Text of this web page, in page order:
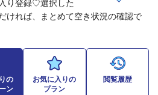
り登録♡選択した
ければ、まとめて空き状況の確認で
の
ン
お気に入りの
プラン
閲覧履歴